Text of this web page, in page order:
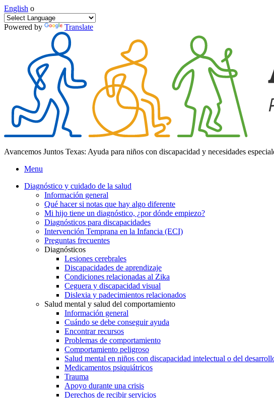
English o
Powered by Translate
Avancemos Juntos Texas: Ayuda para niños con discapacidad y necesidades
Menu
Diagnóstico y cuidado de la salud
Información general
Qué hacer si notas que hay algo diferente
Mi hijo tiene un diagnóstico, ¿por dónde empiezo?
Diagnósticos para discapacidades
Intervención Temprana en la Infancia (ECI)
Preguntas frecuentes
Diagnósticos
Lesiones cerebrales
Discapacidades de aprendizaje
Condiciones relacionadas al Zika
Ceguera y discapacidad visual
Dislexia y padecimientos relacionados
Salud mental y salud del comportamiento
Información general
Cuándo se debe conseguir ayuda
Encontrar recursos
Problemas de comportamiento
Comportamiento peligroso
Salud mental en niños con discapacidad intelectual o del
Medicamentos psiquiátricos
Trauma
Apoyo durante una crisis
Derechos de recibir servicios